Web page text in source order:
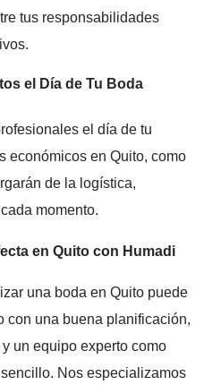
tus responsabilidades
el Día de Tu Boda
el día de tu
económicos en Quito, como
de la logística,
momento.
en Quito con Humadi
una boda en Quito puede
con una buena planificación,
un equipo experto como
Nos especializamos